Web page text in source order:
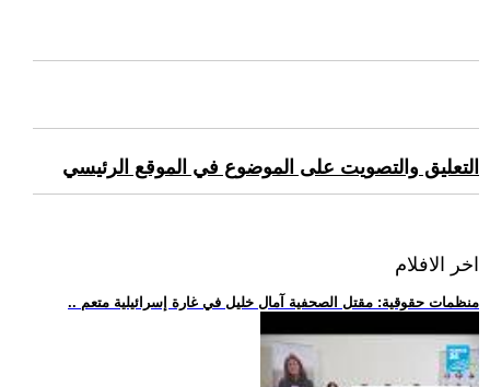
التعليق والتصويت على الموضوع في الموقع الرئيسي
اخر الافلام
.. منظمات حقوقية: مقتل الصحفية آمال خليل في غارة إسرائيلية متعم